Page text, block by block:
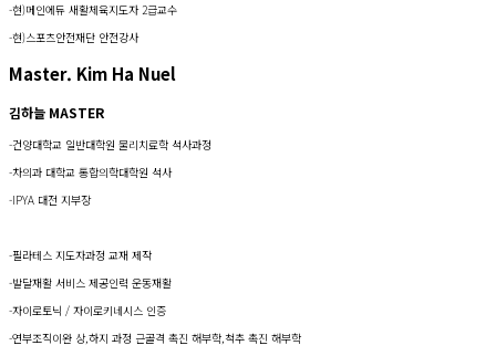
-현)메인에듀 새활체육지도자 2급교수
-현)스포츠안전재단 안전강사
Master. Kim Ha Nuel
김하늘 MASTER
-건양대학교 일반대학원 물리치료학 석사과정
-차의과 대학교 통합의학대학원 석사
-IPYA 대전 지부장
-필라테스 지도자과정 교재 제작
-발달재활 서비스 제공인력 운동재활
-자이로토닉 / 자이로키네시스 인증
-연부조직이완 상,하지 과정 근골격 촉진 해부학,척추 촉진 해부학